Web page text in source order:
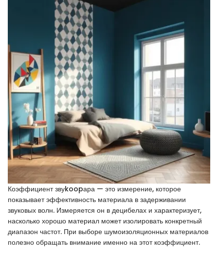
Коэффициент звуkoopара — это измерение, которое
показывает эффективность материала в задерживании
звуковых волн. Измеряется он в децибелах и характеризует,
насколько хорошо материал может изолировать конкретный
диапазон частот. При выборе шумоизоляционных материалов
полезно обращать внимание именно на этот коэффициент.